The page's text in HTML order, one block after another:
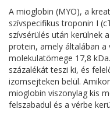
A mioglobin (MYO), a
szívspecifikus troponin I
szívsérülés után kerülnek
protein, amely általában
molekulatömege 17,8
százalékát teszi ki, és
izomsejteken belül.
mioglobin viszonylag kis
felszabadul és a vérbe